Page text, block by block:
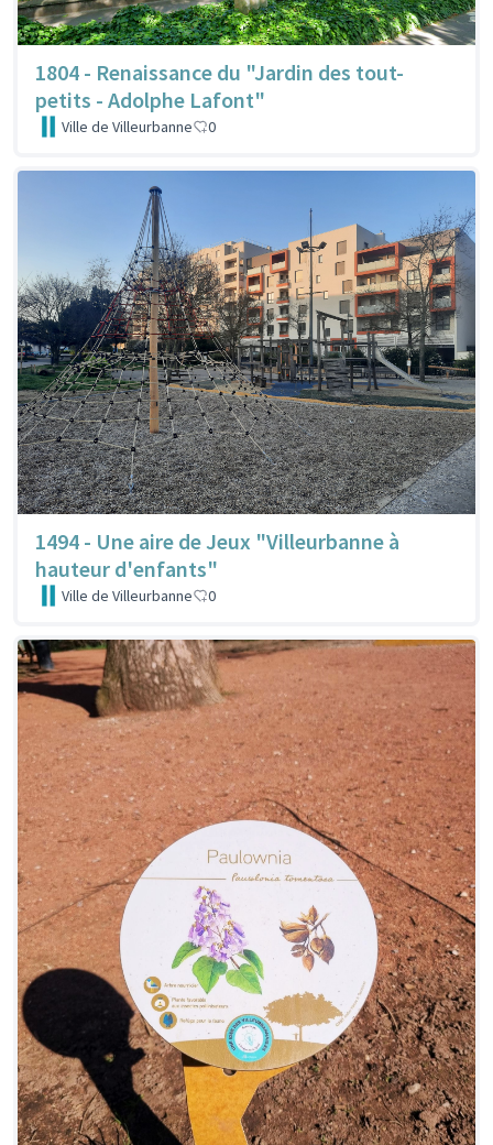
1804 - Renaissance du "Jardin des tout-
petits - Adolphe Lafont"
Ville de Villeurbanne 0
1494 - Une aire de Jeux "Villeurbanne à
hauteur d'enfants"
Ville de Villeurbanne 0